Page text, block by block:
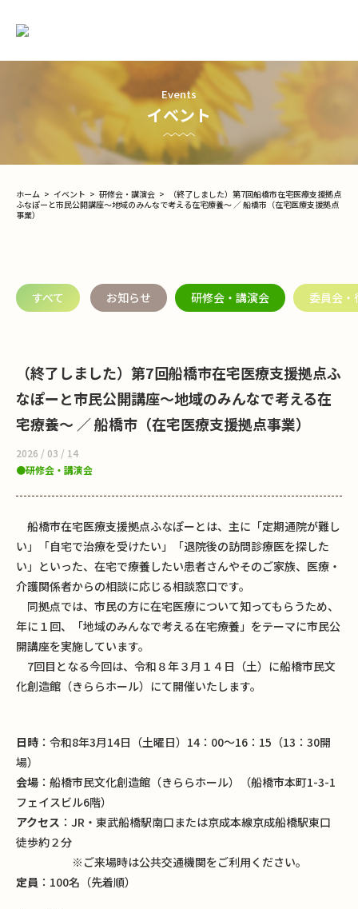
Events
イベント
ホーム > イベント > 研修会・講演会 >
（終了しました）第7回船橋市在宅医療支援拠点
ふなぽーと市民公開講座～地域のみんなで考える在宅療養～ ／ 船橋市（在宅医療支援拠点
事業）
すべて お知らせ 研修会・講演会 委員会・
（終了しました）第7回船橋市在宅医療支援拠点ふ
なぽーと市民公開講座～地域のみんなで考える在
宅療養～ ／ 船橋市（在宅医療支援拠点事業）
2026 / 03 / 14
研修会・講演会
船橋市在宅医療支援拠点ふなぽーとは、主に「定期通院が難し
い」「自宅で治療を受けたい」「退院後の訪問診療医を探した
い」といった、在宅で療養したい患者さんやそのご家族、医療・
介護関係者からの相談に応じる相談窓口です。
同拠点では、市民の方に在宅医療について知ってもらうため、
年に１回、「地域のみんなで考える在宅療養」をテーマに市民公
開講座を実施しています。
7回目となる今回は、令和８年３月１４日（土）に船橋市民文
化創造館（きららホール）にて開催いたします。
日時 ：令和8年3月14日（土曜日）14：00～16：15（13：30開
場）
会場 ：船橋市民文化創造館（きららホール）（船橋市本町1-3-1
フェイスビル6階）
アクセス ：JR・東武船橋駅南口または京成本線京成船橋駅東口
徒歩約２分
※ご来場時は公共交通機関をご利用ください。
定員 ：100名（先着順）